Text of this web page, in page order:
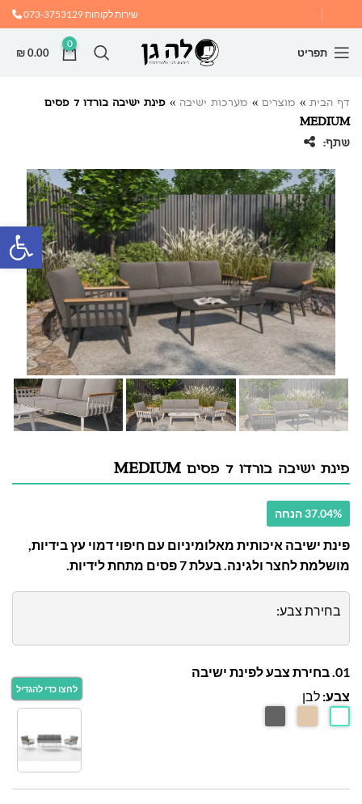
שירות לקוחות073-3753129
תפריט
0
₪0.00
דף הבית » מוצרים » מערכות ישיבה »
פינת ישיבה בורדו 7 פסים
MEDIUM
שתף:
פינת ישיבה בורדו 7 פסים MEDIUM
37.04% הנחה
פינת ישיבה איכותית מאלומיניום עם חיפוי דמוי עץ בידיות,
מושלמת לחצר ולגינה. בעלת 7 פסים מתחת לידיות.
בחירת צבע:
01. בחירת צבע לפינת ישיבה
צבע: לבן